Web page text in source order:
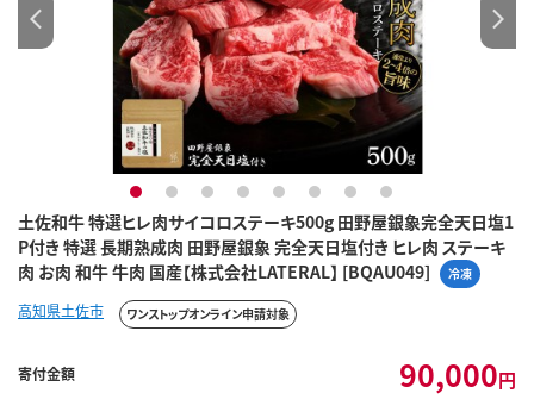
土佐和牛 特選ヒレ肉サイコロステーキ500g 田野屋銀象完全天日塩1
P付き 特選 長期熟成肉 田野屋銀象 完全天日塩付き ヒレ肉 ステーキ
肉 お肉 和牛 牛肉 国産【株式会社LATERAL】 [BQAU049]
冷凍
1 2 3 4 5 6 7 8
高知県土佐市 ワンストップオンライン申請対象
寄付金額 90,000円